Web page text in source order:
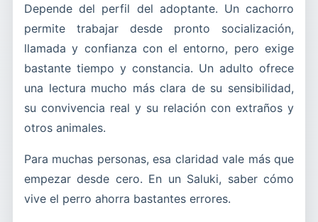
Depende del perfil del adoptante. Un cachorro
permite trabajar desde pronto socialización,
llamada y confianza con el entorno, pero exige
bastante tiempo y constancia. Un adulto ofrece
una lectura mucho más clara de su sensibilidad,
su convivencia real y su relación con extraños y
otros animales.
Para muchas personas, esa claridad vale más que
empezar desde cero. En un Saluki, saber cómo
vive el perro ahorra bastantes errores.